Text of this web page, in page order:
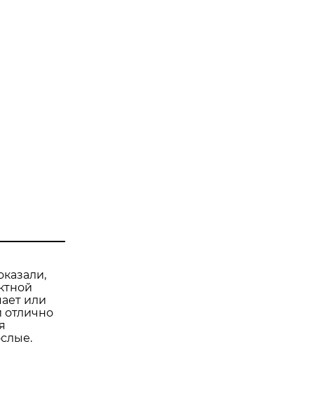
или
отлично